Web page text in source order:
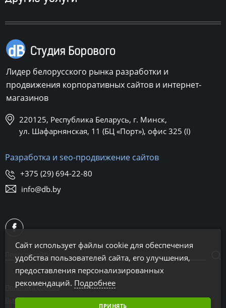
Лидер белорусского рынка разработки и
продвижения корпоративных сайтов и интернет-
магазинов
220125, Республика Беларусь, г. Минск,
ул. Шафарнянская, 11 (БЦ «Порт»), офис 325 (I)
Разработка и seo-продвижение сайтов
+375 (29) 694-22-80
info@db.by
Политика cookies
Выбор настроек cookies
Сайт использует файлы cookie для обеспечения
удобства пользователей сайта, его улучшения,
предоставления персонализированных
рекомендаций. Подробнее
ПРИНЯТЬ